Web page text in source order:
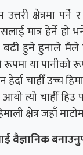
उत्तरी क्षेत्रमा
मात्र हेर्ने हो
बढी हुने हुनाले
या पानीको
चाहीँ उच्च
त्यो चाहीँ
क्षेत्र जहाँ
वैज्ञानिक